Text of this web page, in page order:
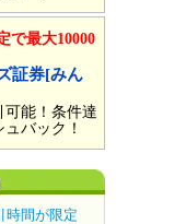
で最大10000
証券[みん
可能！条件達
バック！
時間が限定